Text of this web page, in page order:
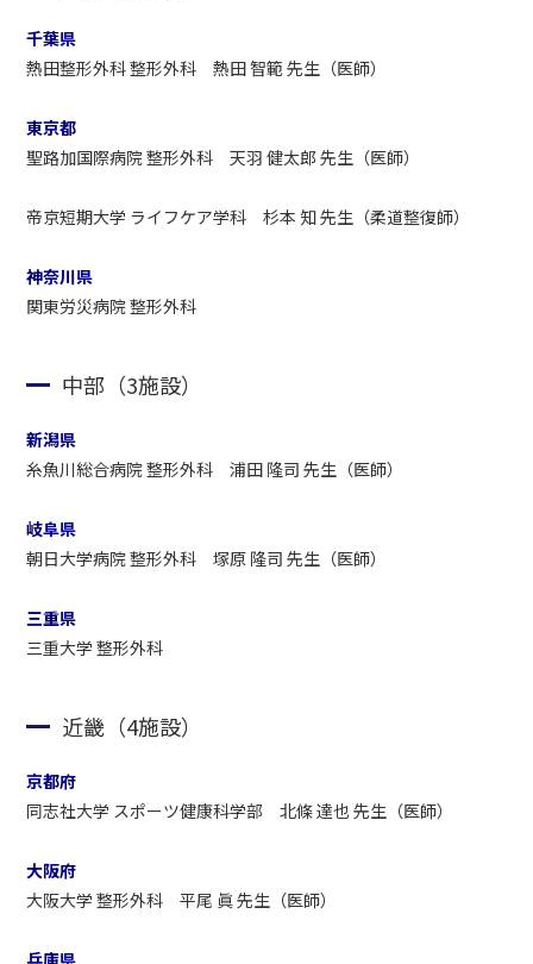
千葉県
熱田整形外科 整形外科 熱田 智範 先生（医師）
東京都
聖路加国際病院 整形外科 天羽 健太郎 先生（医師）
帝京短期大学 ライフケア学科 杉本 知 先生（柔道整復師）
神奈川県
関東労災病院 整形外科
中部（3施設）
新潟県
糸魚川総合病院 整形外科 浦田 隆司 先生（医師）
岐阜県
朝日大学病院 整形外科 塚原 隆司 先生（医師）
三重県
三重大学 整形外科
近畿（4施設）
京都府
同志社大学 スポーツ健康科学部 北條 達也 先生（医師）
大阪府
大阪大学 整形外科 平尾 眞 先生（医師）
兵庫県